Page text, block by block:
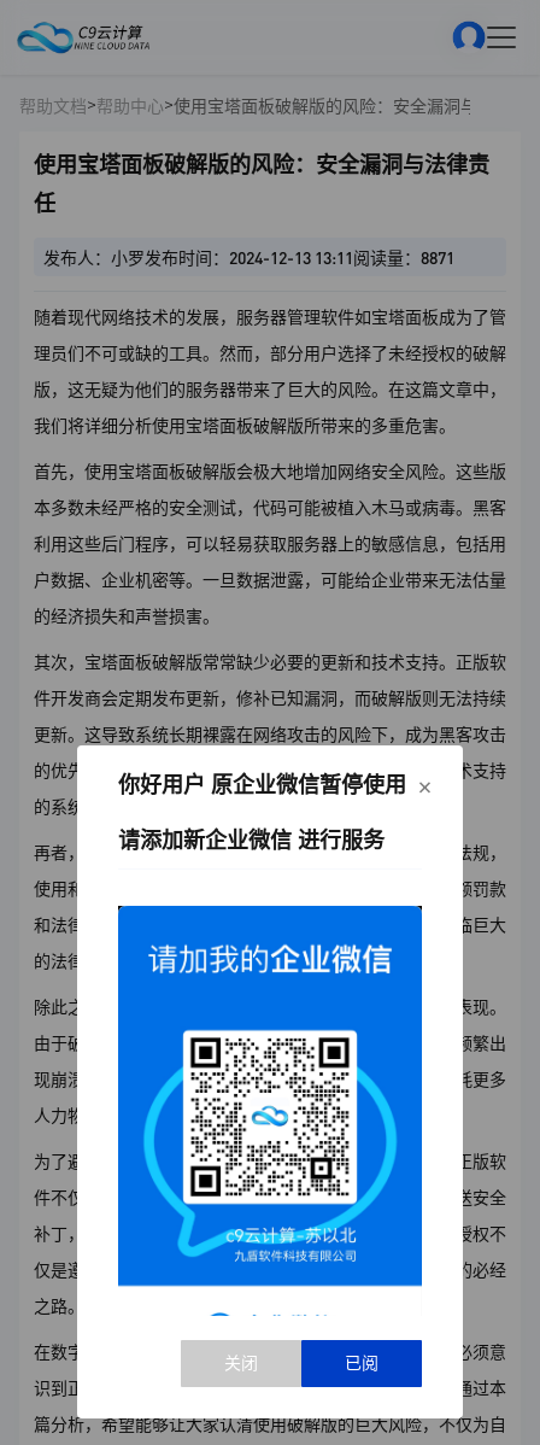
帮助文档>帮助中心>使用宝塔面板破解版的风险：安全漏洞与法律责
使用宝塔面板破解版的风险：安全漏洞与法律责
任
发布人：小罗发布时间：2024-12-13 13:11阅读量：8871
随着现代网络技术的发展，服务器管理软件如宝塔面板成为了管
理员们不可或缺的工具。然而，部分用户选择了未经授权的破解
版，这无疑为他们的服务器带来了巨大的风险。在这篇文章中，
我们将详细分析使用宝塔面板破解版所带来的多重危害。
首先，使用宝塔面板破解版会极大地增加网络安全风险。这些版
本多数未经严格的安全测试，代码可能被植入木马或病毒。黑客
利用这些后门程序，可以轻易获取服务器上的敏感信息，包括用
户数据、企业机密等。一旦数据泄露，可能给企业带来无法估量
的经济损失和声誉损害。
其次，宝塔面板破解版常常缺少必要的更新和技术支持。正版软
件开发商会定期发布更新，修补已知漏洞，而破解版则无法持续
更新。这导致系统长期裸露在网络攻击的风险下，成为黑客攻击
的优先目标。尤其是在网络环境复杂多变的今天，没有技术支持
的系统，抵御风险的能力大大降低。
再者，使用盗版软件还可能涉及法律问题。根据相关法律法规，
使用和传播盗版软件属于侵权行为，严重者甚至会面临巨额罚款
和法律诉讼。不仅个人用户可能受到追责，企业用户更面临巨大
的法律风险，影响商业运作。
除此之外，宝塔面板破解版的使用通常带来不稳定的系统表现。
由于破解过程可能破坏软件原有的功能结构，服务器可能频繁出
现崩溃和宕机现象。这不仅影响业务的正常进行，还会消耗更多
人力物力进行维护和修复。
为了避免上述风险，建议用户选择使用正版的宝塔面板。正版软
件不仅提供了稳定的性能和规范的技术支持，还可及时推送安全
补丁，保障系统安全。对于企业用户而言，合法获取软件授权不
仅是遵循法律的责任，更是保护企业信息安全和长远发展的必经
之路。
在数字化时代，信息安全成为每一位用户的必修课。我们必须意
识到正版软件对于保障自身和企业的网络安全不可或缺。通过本
篇分析，希望能够让大家认清使用破解版的巨大风险，不仅为自
你好用户 原企业微信暂停使用
请添加新企业微信 进行服务
×